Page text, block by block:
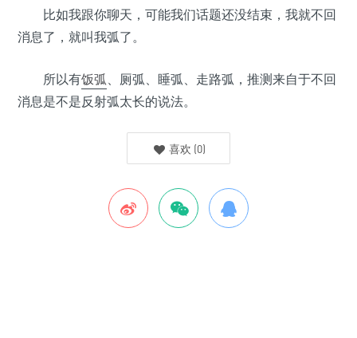
比如我跟你聊天，可能我们话题还没结束，我就不回
消息了，就叫我弧了。
所以有饭弧、厕弧、睡弧、走路弧，推测来自于不回
消息是不是反射弧太长的说法。
喜欢 (0)
••